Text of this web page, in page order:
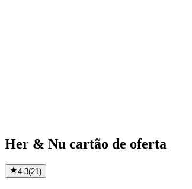
Her & Nu cartão de oferta
4.3(21)